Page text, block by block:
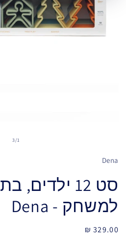
1
/
3
Dena
סט 12
למשחק - Dena
מחיר
329.00 ₪